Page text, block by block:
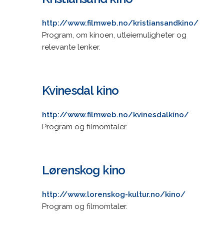
http://www.filmweb.no/kristiansandkino/
Program, om kinoen, utleiemuligheter og
relevante lenker.
Kvinesdal kino
http://www.filmweb.no/kvinesdalkino/
Program og filmomtaler.
Lørenskog kino
http://www.lorenskog-kultur.no/kino/
Program og filmomtaler.